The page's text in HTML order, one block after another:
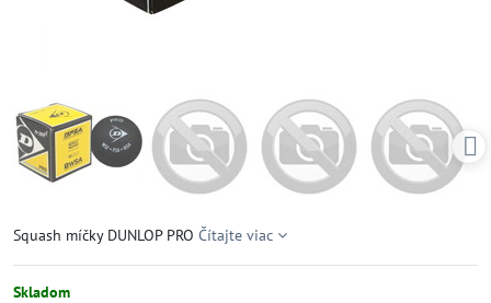
Squash míčky DUNLOP PRO Čítajte viac
Skladom